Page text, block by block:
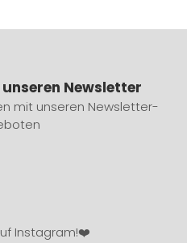
Newsletter
mit unseren Newsletter-
Instagram!❤️